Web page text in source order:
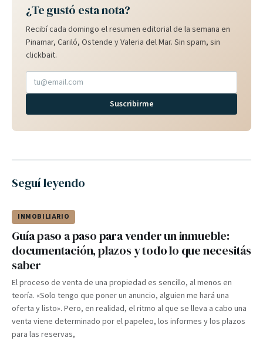
¿Te gustó esta nota?
Recibí cada domingo el resumen editorial de la semana en
Pinamar, Cariló, Ostende y Valeria del Mar. Sin spam, sin
clickbait.
Suscribirme
Seguí leyendo
INMOBILIARIO
Guía paso a paso para vender un inmueble:
documentación, plazos y todo lo que necesitás
saber
El proceso de venta de una propiedad es sencillo, al menos en
teoría. «Solo tengo que poner un anuncio, alguien me hará una
oferta y listo». Pero, en realidad, el ritmo al que se lleva a cabo una
venta viene determinado por el papeleo, los informes y los plazos
para las reservas,